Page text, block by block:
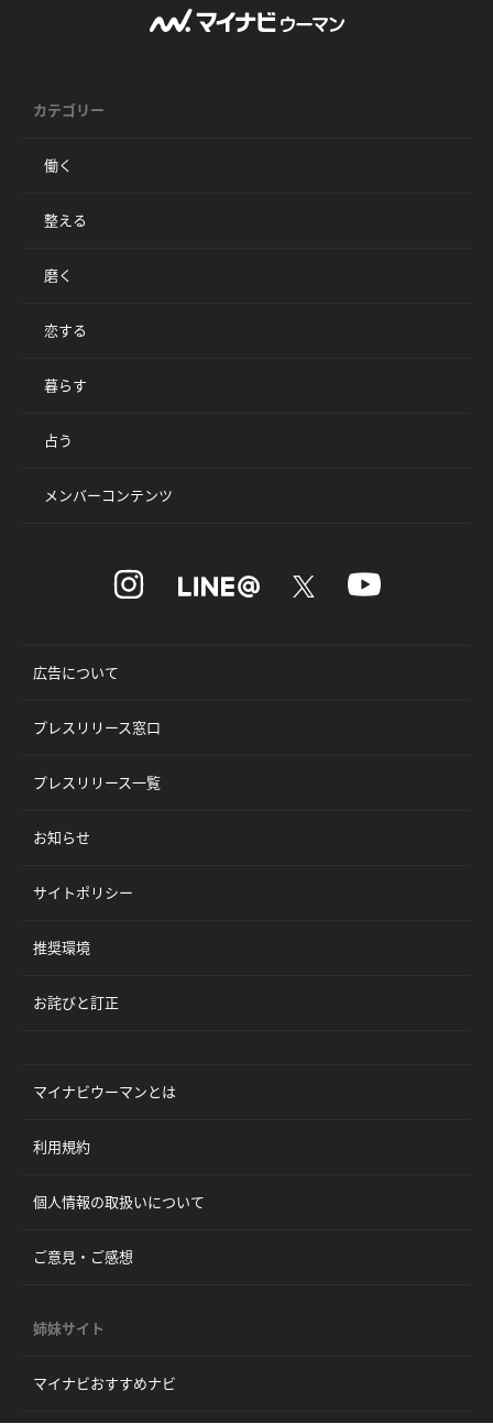
カテゴリー
働く
整える
磨く
恋する
暮らす
占う
メンバーコンテンツ
広告について
プレスリリース窓口
プレスリリース一覧
お知らせ
サイトポリシー
推奨環境
お詫びと訂正
マイナビウーマンとは
利用規約
個人情報の取扱いについて
ご意見・ご感想
姉妹サイト
マイナビおすすめナビ